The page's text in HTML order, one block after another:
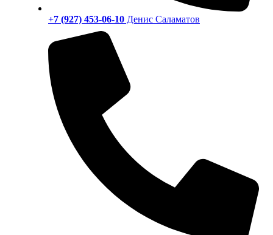
+7 (927) 453-06-10 Денис Саламатов